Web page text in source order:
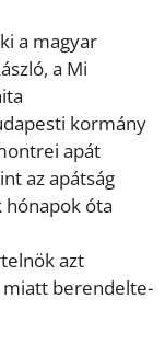
a magyar
a Mi
kormány
apát
az apátság
hónapok óta
azt
miatt berendelte-